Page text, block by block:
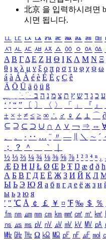
北京 을 입력하시려면
시면 됩니다.
ㅥ ㅦ ㅧ ㅨ ㅩ ㅪ ㅫ ㅬ ㅭ ㅮ
ㅺ ㅻ ㅼ ㅽ ㅾ ㅿ ㆀ ㆁ ㆂ ㆃ
Α Β ΓΔ Ε Ζ Η Θ Ι ΚΛ Μ Ν Ξ
θ ι κ λ μ ν ξ ο π ρ σ τ υ φ χ ψ ω
á à Á À é è É È ç Ç ê
Ä Ö Ü ä ö ü ß
ִֶֹ ֻּ ׁׂ ע כ ג ד ש ץ ת צ מ נ ה ב
‘ ’ “ ” 〔 〕 〈 〉 「 」 『 』
± × ÷ ≠ ≤ ≥ ∞ ∴ ♂ ♀ ∠ ⊥ ⌒ ∂
⊆ ⊇ ⊂ ⊃ ∪ ∩ ∧ ∨ ￢ ⇒ ⇔
、
。 · ‥ … ¨ 〃 ― ＼ ∼ ´
；
？ ＾ ｀
½ ⅓ ⅔ ¼ ¾ ⅛ ⅜ ⅝ ⅞ ¹ ² ³ ⁴ ⁿ ₁
Æ Ð Ħ Ĳ Ł Ø Œ Þ Ŧ Ŋ æ đ ð ħ
А Б В Г Д Е Ё Ж З И Й К Л
Ы Ь Э Ю Я а б в г д е ё ж з и
ы ь э ю я
′ ″ ℃ Å ￠ ￡ ￥ ¤ ℉ ‰ ＄ ％
㎙ ㎚ ㎛ ㎜ ㎝ ㎞ ㎟ ㎠ ㎡ ㎢
㎱ ㎲ ㎳ ㎴ ㎵ ㎶ ㎷ ㎸ ㎹ ㎀
㎒ ㎓ ㎔ Ω ㏀ ㏁ ㎊ ㎋ ㎌ ㏖